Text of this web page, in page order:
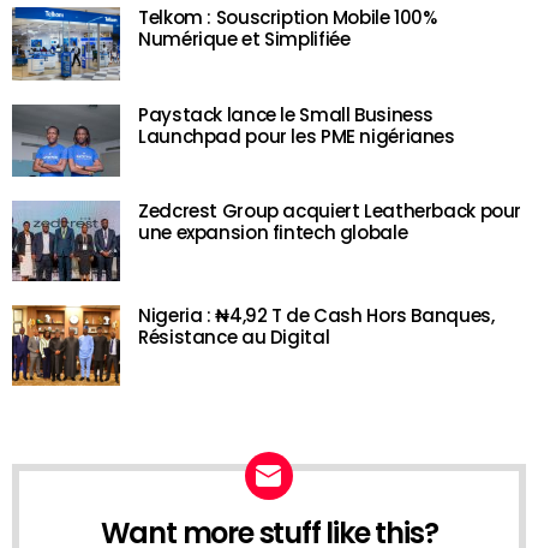
Telkom : Souscription Mobile 100%
Numérique et Simplifiée
Paystack lance le Small Business
Launchpad pour les PME nigérianes
Zedcrest Group acquiert Leatherback pour
une expansion fintech globale
Nigeria : ₦4,92 T de Cash Hors Banques,
Résistance au Digital
NEWSLETTER
Want more stuff like this?